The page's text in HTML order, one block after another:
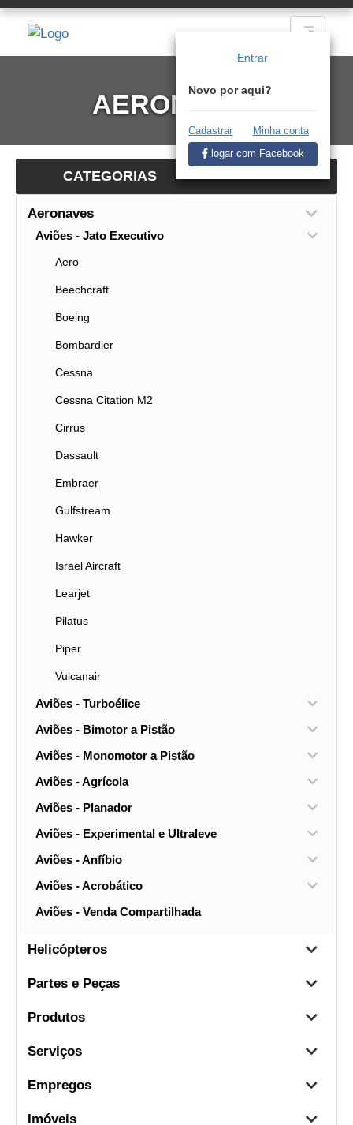
Entrar
Novo por aqui?
Cadastrar
Minha conta
logar com Facebook
AERONAVES
CATEGORIAS
Aeronaves
Aviões - Jato Executivo
Aero
Beechcraft
Boeing
Bombardier
Cessna
Cessna Citation M2
Cirrus
Dassault
Embraer
Gulfstream
Hawker
Israel Aircraft
Learjet
Pilatus
Piper
Vulcanair
Aviões - Turboélice
Aviões - Bimotor a Pistão
Aviões - Monomotor a Pistão
Aviões - Agrícola
Aviões - Planador
Aviões - Experimental e Ultraleve
Aviões - Anfíbio
Aviões - Acrobático
Aviões - Venda Compartilhada
Helicópteros
Partes e Peças
Produtos
Serviços
Empregos
Imóveis